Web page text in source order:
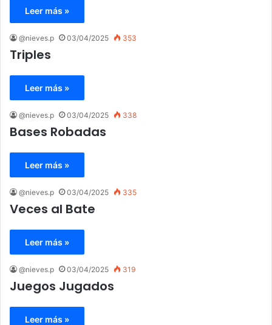
Leer más »
@nieves.p 03/04/2025 353
Triples
Leer más »
@nieves.p 03/04/2025 338
Bases Robadas
Leer más »
@nieves.p 03/04/2025 335
Veces al Bate
Leer más »
@nieves.p 03/04/2025 319
Juegos Jugados
Leer más »